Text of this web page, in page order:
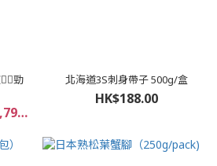
勁
HK$1,378.00 ~ HK$1,798.00
北海道3S刺身帶子 500g/盒
HK$188.00